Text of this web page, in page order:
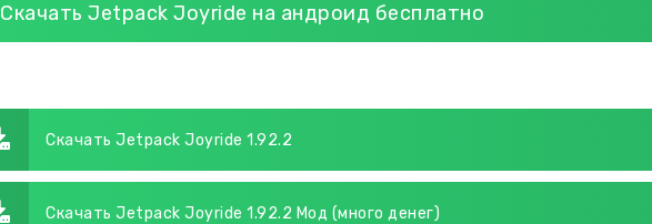
Скачать Jetpack Joyride на андроид бесплатно
Скачать Jetpack Joyride 1.92.2
Скачать Jetpack Joyride 1.92.2 Мод (много денег)